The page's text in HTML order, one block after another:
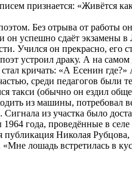
признается: «Живётся
Без отрыва от работы
успешно сдаёт экзамены
Учился он прекрасно, его
устроил драку. А на самом
кричать: «А Есенин где?»
среди педагогов были
такси (обычно он ездил
из машины,
из участка было
года, проведённые в
Николая Рубцова,
лошадь встретилась в